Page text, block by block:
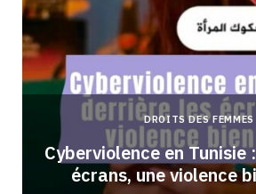
DROITS DES FEMMES
Cyberviolence en Tunisie
écrans, une violence